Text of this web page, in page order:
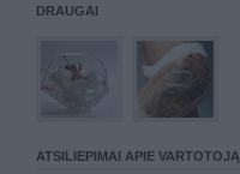
DRAUGAI
ATSILIEPIMAI APIE VARTOTOJĄ